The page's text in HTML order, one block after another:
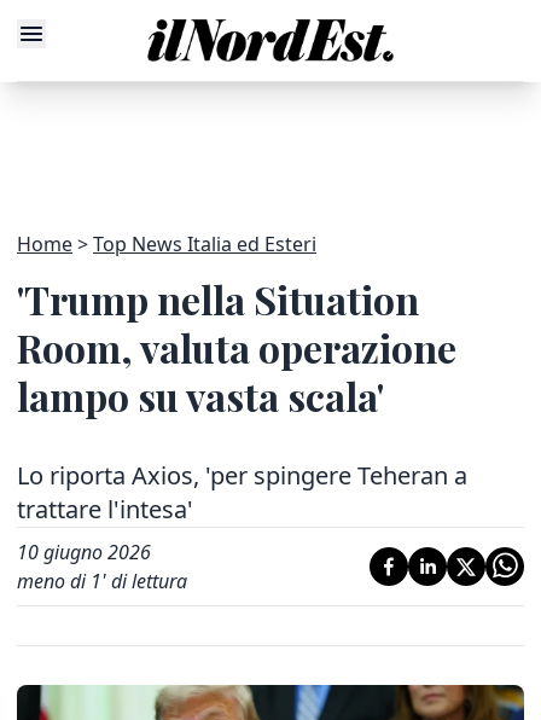
Home Top News Italia ed Esteri
'Trump nella Situation
Room, valuta operazione
lampo su vasta scala'
Lo riporta Axios, 'per spingere Teheran a
trattare l'intesa'
10 giugno 2026
meno di 1' di lettura